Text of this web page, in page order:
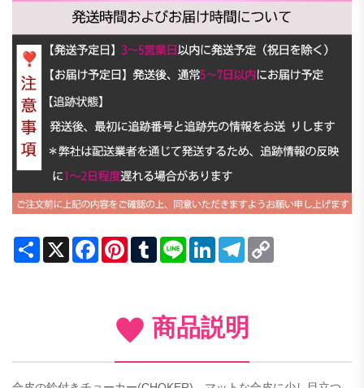
Share X FacebookPinterestTumblrLine LinkedInTelegram
商品説明